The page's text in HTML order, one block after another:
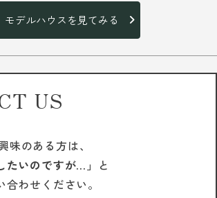
モデルハウスを見てみる
US
味のある方は、
たいのですが…」 と
わせください。